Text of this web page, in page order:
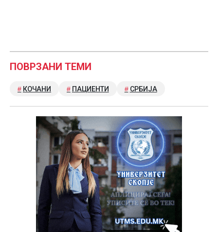
ПОВРЗАНИ ТЕМИ
КОЧАНИ ПАЦИЕНТИ СРБИЈА